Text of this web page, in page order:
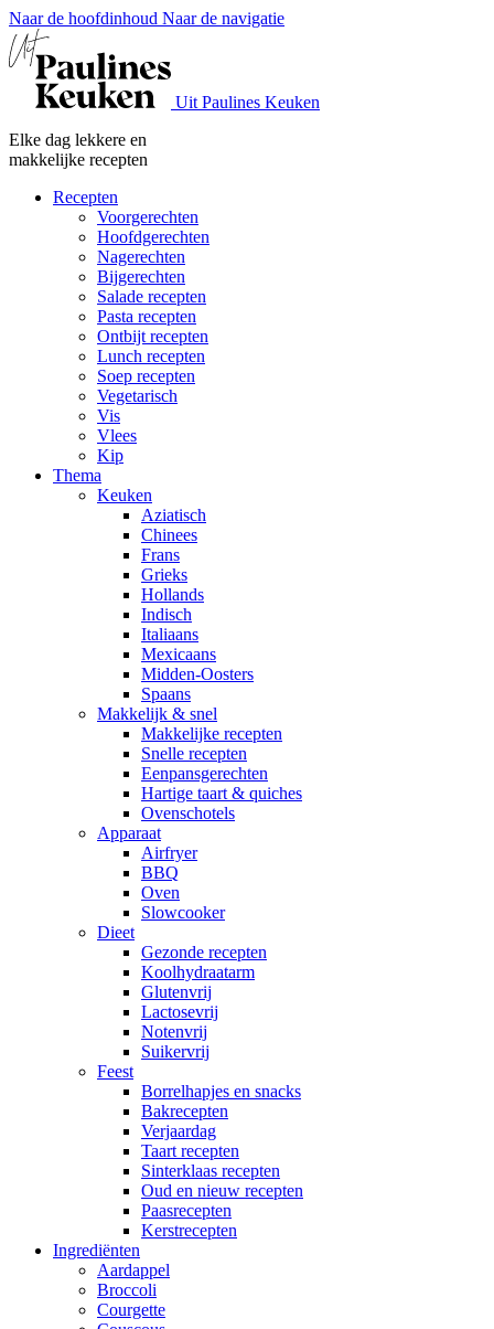
Naar de hoofdinhoud Naar de navigatie
Uit Paulines Keuken
Elke dag lekkere en
makkelijke recepten
Recepten
Voorgerechten
Hoofdgerechten
Nagerechten
Bijgerechten
Salade recepten
Pasta recepten
Ontbijt recepten
Lunch recepten
Soep recepten
Vegetarisch
Vis
Vlees
Kip
Thema
Keuken
Aziatisch
Chinees
Frans
Grieks
Hollands
Indisch
Italiaans
Mexicaans
Midden-Oosters
Spaans
Makkelijk & snel
Makkelijke recepten
Snelle recepten
Eenpansgerechten
Hartige taart & quiches
Ovenschotels
Apparaat
Airfryer
BBQ
Oven
Slowcooker
Dieet
Gezonde recepten
Koolhydraatarm
Glutenvrij
Lactosevrij
Notenvrij
Suikervrij
Feest
Borrelhapjes en snacks
Bakrecepten
Verjaardag
Taart recepten
Sinterklaas recepten
Oud en nieuw recepten
Paasrecepten
Kerstrecepten
Ingrediënten
Aardappel
Broccoli
Courgette